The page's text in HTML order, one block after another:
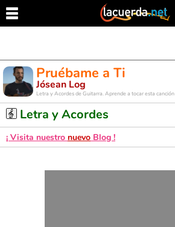
Pruébame a Ti
Jósean Log
Letra y Acordes de Guitarra. Aprende a tocar esta canción
Letra y Acordes
¡ Visita nuestro nuevo Blog !